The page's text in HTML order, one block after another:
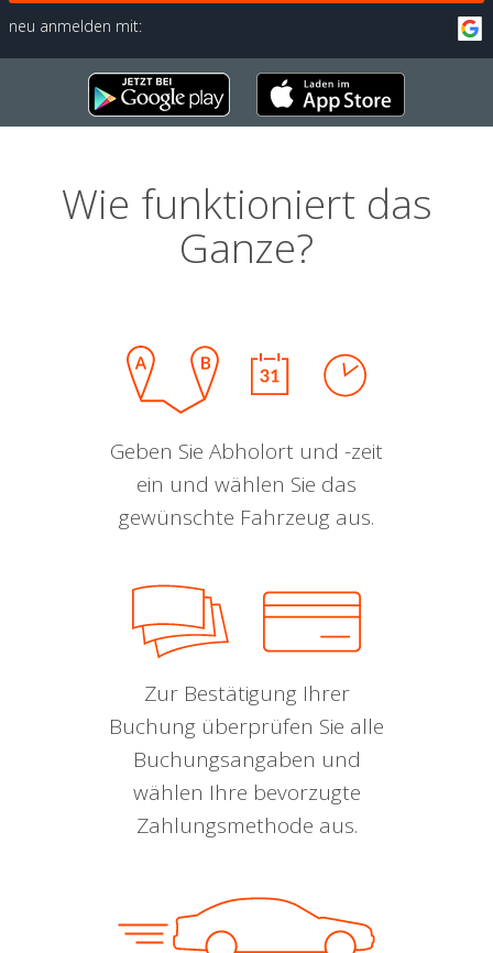
neu anmelden mit:
Wie funktioniert das
Ganze?
Geben Sie Abholort und -zeit
ein und wählen Sie das
gewünschte Fahrzeug aus.
Zur Bestätigung Ihrer
Buchung überprüfen Sie alle
Buchungsangaben und
wählen Ihre bevorzugte
Zahlungsmethode aus.